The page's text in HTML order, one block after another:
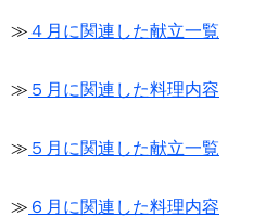
≫ ４月に関連した献立一覧
≫ ５月に関連した料理内容
≫ ５月に関連した献立一覧
≫ ６月に関連した料理内容